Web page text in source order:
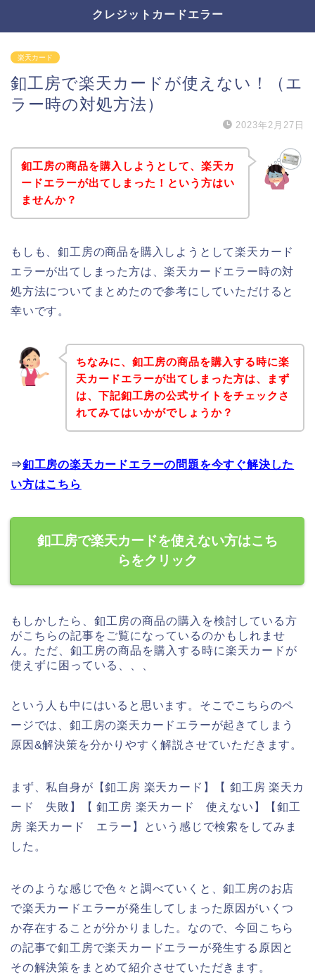
クレジットカードエラー
楽天カード
釦工房で楽天カードが使えない！（エ
ラー時の対処方法）
2023年2月27日
釦工房の商品を購入しようとして、楽天カ
ードエラーが出てしまった！という方はい
ませんか？
もしも、釦工房の商品を購入しようとして楽天カード
エラーが出てしまった方は、楽天カードエラー時の対
処方法についてまとめたので参考にしていただけると
幸いです。
ちなみに、釦工房の商品を購入する時に楽
天カードエラーが出てしまった方は、まず
は、下記釦工房の公式サイトをチェックさ
れてみてはいかがでしょうか？
⇒釦工房の楽天カードエラーの問題を今すぐ解決した
い方はこちら
釦工房で楽天カードを使えない方はこち
らをクリック
もしかしたら、釦工房の商品の購入を検討している方
がこちらの記事をご覧になっているのかもしれませ
ん。ただ、釦工房の商品を購入する時に楽天カードが
使えずに困っている、、、
という人も中にはいると思います。そこでこちらのペ
ージでは、釦工房の楽天カードエラーが起きてしまう
原因&解決策を分かりやすく解説させていただきます。
まず、私自身が【釦工房 楽天カード】【 釦工房 楽天カ
ード 失敗】【 釦工房 楽天カード 使えない】【釦工
房 楽天カード エラー】という感じで検索をしてみま
した。
そのような感じで色々と調べていくと、釦工房のお店
で楽天カードエラーが発生してしまった原因がいくつ
か存在することが分かりました。なので、今回こちら
の記事で釦工房で楽天カードエラーが発生する原因と
その解決策をまとめて紹介させていただきます。